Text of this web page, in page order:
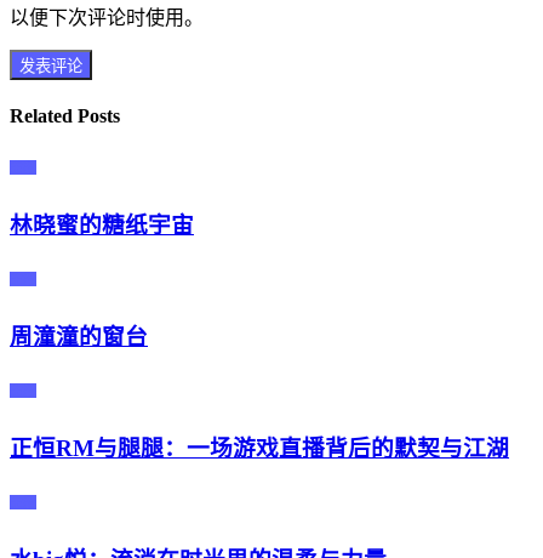
以便下次评论时使用。
Related Posts
林晓蜜的糖纸宇宙
周潼潼的窗台
正恒RM与腿腿：一场游戏直播背后的默契与江湖